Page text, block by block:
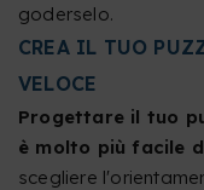
goderselo.
CREA IL TUO
VELOCE
Progettare il tuo
è molto più facile
scegliere